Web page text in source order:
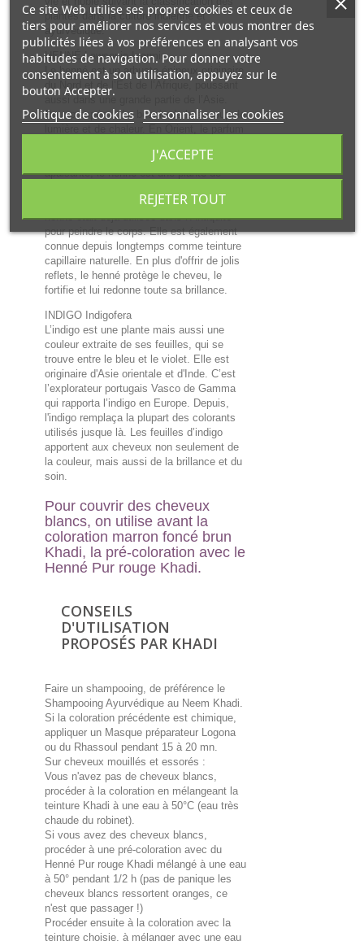
plantes dans la culture indienne et
ayurvédique.
HENNÉ Lawsonia Inermis
Le henné est un arbuste épineux originaire
du Nord et de l’Est de l’Afrique, poussant
aussi dans une grande partie de l’Asie.
Pour prospérer, il a besoin de beaucoup de
millénaires : en raison de son odeur
apaisante, le henné est une plante de
partir des feuilles de l’arbuste, la poudre de
henné était déjà utilisée dans l’Antiquité
pour peindre le corps. Elle est également
connue depuis longtemps comme teinture
capillaire naturelle. En plus d'offrir de jolis
reflets, le henné protège le cheveu, le
fortifie et lui redonne toute sa brillance.
INDIGO Indigofera
L’indigo est une plante mais aussi une
couleur extraite de ses feuilles, qui se
trouve entre le bleu et le violet. Elle est
originaire d'Asie orientale et d'Inde. C’est
l’explorateur portugais Vasco de Gamma
qui rapporta l’indigo en Europe. Depuis,
l'indigo remplaça la plupart des colorants
utilisés jusque là. Les feuilles d’indigo
apportent aux cheveux non seulement de
la couleur, mais aussi de la brillance et du
soin.
Pour couvrir des cheveux
blancs, on utilise avant la
coloration marron foncé brun
Khadi, la pré-coloration avec le
Henné Pur rouge Khadi.
CONSEILS
D'UTILISATION
PROPOSÉS PAR KHADI
Faire un shampooing, de préférence le
Shampooing Ayurvédique au Neem Khadi.
Si la coloration précédente est chimique,
appliquer un Masque préparateur Logona
ou du Rhassoul pendant 15 à 20 mn.
Sur cheveux mouillés et essorés :
Vous n'avez pas de cheveux blancs,
procéder à la coloration en mélangeant la
teinture Khadi à une eau à 50°C (eau très
chaude du robinet).
Si vous avez des cheveux blancs,
procéder à une pré-coloration avec du
Henné Pur rouge Khadi mélangé à une eau
à 50° pendant 1/2 h (pas de panique les
cheveux blancs ressortent oranges, ce
n'est que passager !)
Procéder ensuite à la coloration avec la
teinture choisie, à mélanger avec une eau
Ce site Web utilise ses propres cookies et ceux de
tiers pour améliorer nos services et vous montrer des
publicités liées à vos préférences en analysant vos
habitudes de navigation. Pour donner votre
consentement à son utilisation, appuyez sur le
bouton Accepter.
Politique de cookies Personnaliser les cookies
REJETER TOUT
J'ACCEPTE